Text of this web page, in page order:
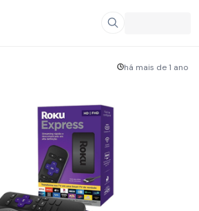
há mais de 1 ano